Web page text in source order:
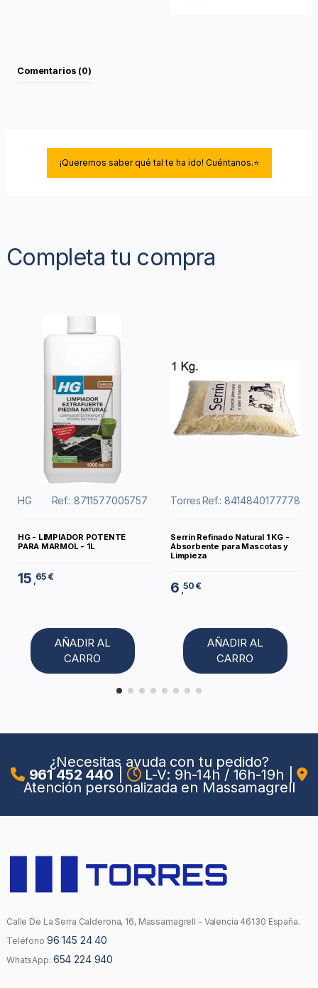
Comentarios (0)
¡Queremos saber qué tal te ha ido! Cuéntanos.⭐
Completa tu compra
HG Ref.: 8711577005757
HG - LIMPIADOR POTENTE
PARA MARMOL - 1L
15 65 €
AÑADIR AL
CARRO
TorresRef.: 8414840177778
Serrín Refinado Natural 1 KG -
Absorbente para Mascotas y
Limpieza
6 ,50 €
AÑADIR AL
CARRO
¿Necesitas ayuda con tu pedido?
961 452 440 L-V: 9h-14h / 16h-19h
Atención personalizada en Massamagrell
Calle De La Serra Calderona, 16, Massamagrell - Valencia 46130 España.
Teléfono 96 145 24 40
WhatsApp: 654 224 940